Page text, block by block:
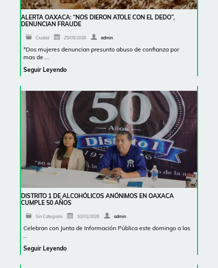
ALERTA OAXACA: “NOS DIERON ATOLE CON EL DEDO”,
DENUNCIAN FRAUDE
Ciudad 25/05/2026 admin
*Dos mujeres denuncian presunto abuso de confianza por
mas de …
Seguir Leyendo
DISTRITO 1 DE ALCOHÓLICOS ANÓNIMOS EN OAXACA
CUMPLE 50 AÑOS
Sin Categoría 10/01/2026 admin
Celebran con Junta de Información Pública este domingo a las
…
Seguir Leyendo